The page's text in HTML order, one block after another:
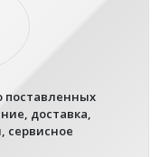
поставленных
доставка,
сервисное